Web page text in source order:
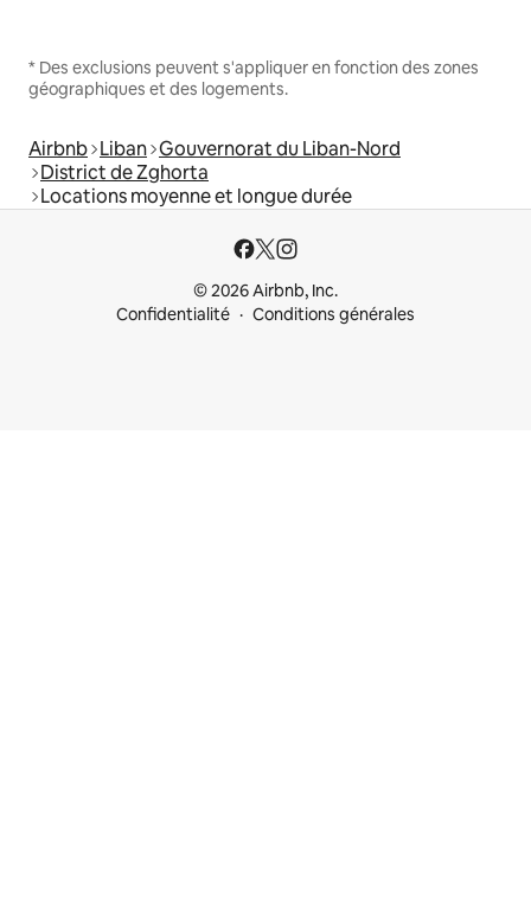
* Des exclusions peuvent s'appliquer en fonction des zones
géographiques et des logements.
Airbnb Liban Gouvernorat du Liban-Nord
District de Zghorta
Locations moyenne et longue durée
© 2026 Airbnb, Inc.
Confidentialité
Conditions générales